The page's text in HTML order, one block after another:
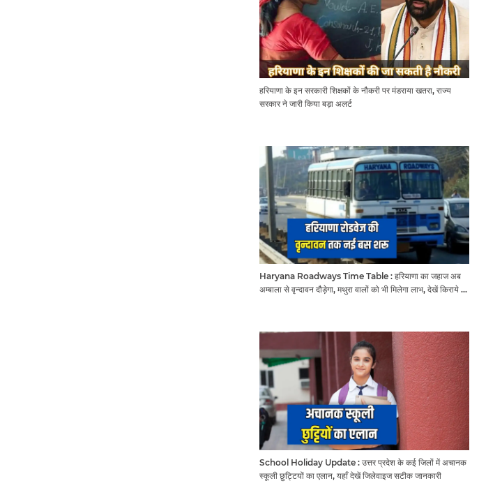
हरियाणा के इन सरकारी शिक्षकों के नौकरी पर मंडराया खतरा, राज्य
सरकार ने जारी किया बड़ा अलर्ट
Haryana Roadways Time Table : हरियाणा का जहाज अब
अम्बाला से वृन्दावन दौड़ेगा, मथुरा वालों को भी मिलेगा लाभ, देखें किराये के
School Holiday Update : उत्तर प्रदेश के कई जिलों में अचानक
स्कूली छुट्टियों का एलान, यहाँ देखें जिलेवाइज सटीक जानकारी